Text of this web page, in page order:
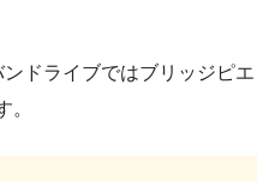
ドライブではブリッジピエ
。